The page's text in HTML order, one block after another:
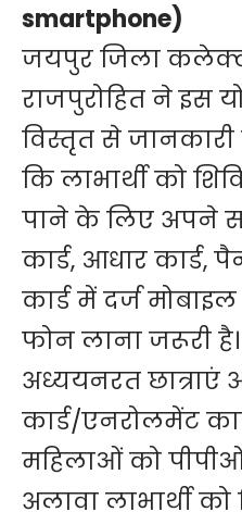
smartphone)
जयपुर जिला
राजपुरोहित ने इस
विस्तृत से जानकारी
कि लाभार्थी को
पाने के लिए अपने
कार्ड, आधार कार्ड,
कार्ड में दर्ज
फोन लाना जरूरी
अध्ययनरत
कार्ड/एनरोलमेंट
महिलाओं को
अलावा लाभार्थी